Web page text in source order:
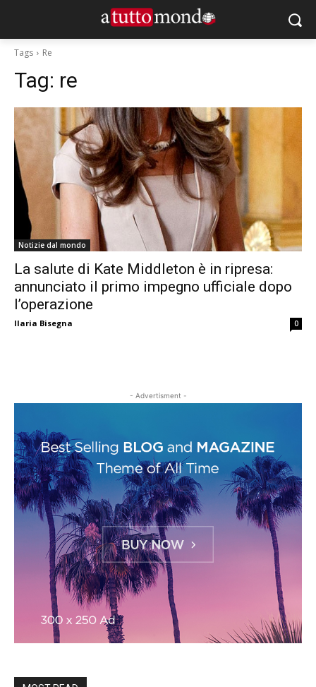
Tags Re
Tag: re
Notizie dal mondo
La salute di Kate Middleton è in ripresa:
annunciato il primo impegno ufficiale dopo
l’operazione
Ilaria Bisegna 0
- Advertisment -